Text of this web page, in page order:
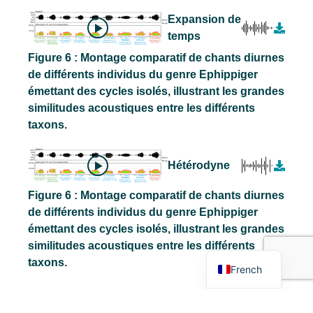
Expansion de
temps
Figure 6 : Montage comparatif de chants diurnes
de différents individus du genre Ephippiger
émettant des cycles isolés, illustrant les grandes
similitudes acoustiques entre les différents
taxons.
Hétérodyne
Figure 6 : Montage comparatif de chants diurnes
de différents individus du genre Ephippiger
émettant des cycles isolés, illustrant les grandes
similitudes acoustiques entre les différents
taxons.
French
English